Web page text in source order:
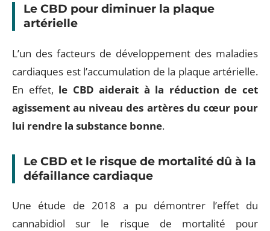
Le CBD pour diminuer la plaque
artérielle
L’un des facteurs de développement des maladies
cardiaques est l’accumulation de la plaque artérielle.
En effet, le CBD aiderait à la réduction de cet
agissement au niveau des artères du cœur pour
lui rendre la substance bonne.
Le CBD et le risque de mortalité dû à la
défaillance cardiaque
Une étude de 2018 a pu démontrer l’effet du
cannabidiol sur le risque de mortalité pour